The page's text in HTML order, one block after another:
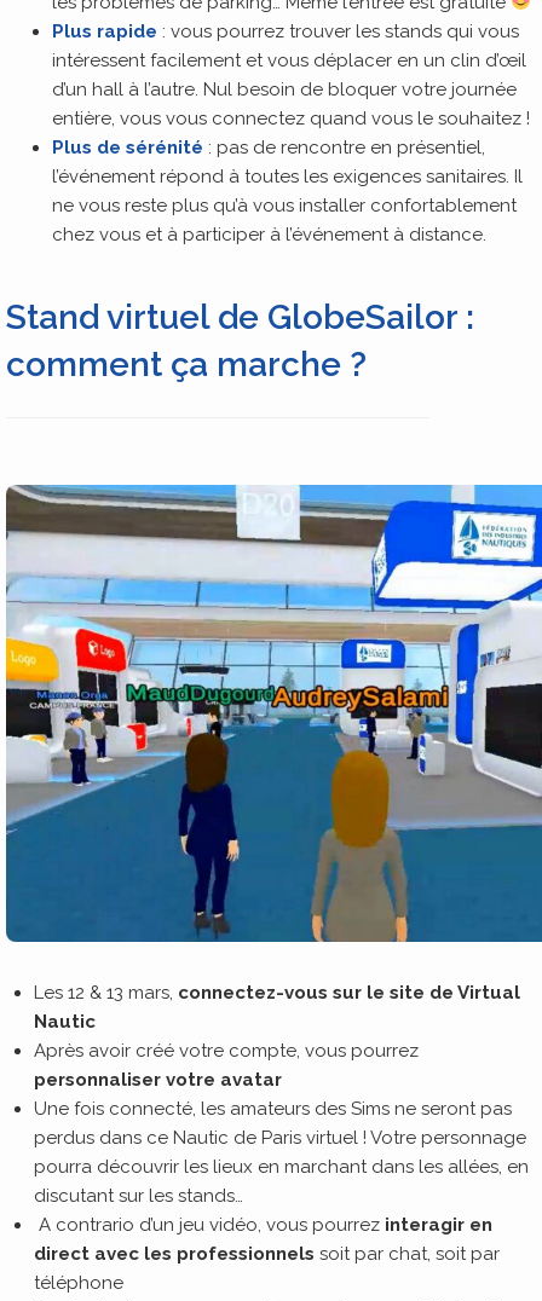
Plus rapide : vous pourrez trouver les stands qui vous
intéressent facilement et vous déplacer en un clin d’œil
d’un hall à l’autre. Nul besoin de bloquer votre journée
entière, vous vous connectez quand vous le souhaitez !
Plus de sérénité : pas de rencontre en présentiel,
l’événement répond à toutes les exigences sanitaires. Il
ne vous reste plus qu’à vous installer confortablement
chez vous et à participer à l’événement à distance.
Stand virtuel de GlobeSailor :
comment ça marche ?
Les 12 & 13 mars, connectez-vous sur le site de Virtual
Nautic
Après avoir créé votre compte, vous pourrez
personnaliser votre avatar
Une fois connecté, les amateurs des Sims ne seront pas
perdus dans ce Nautic de Paris virtuel ! Votre personnage
pourra découvrir les lieux en marchant dans les allées, en
discutant sur les stands…
A contrario d’un jeu vidéo, vous pourrez interagir en
direct avec les professionnels soit par chat, soit par
téléphone